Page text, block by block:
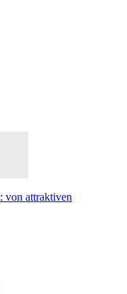
von attraktiven